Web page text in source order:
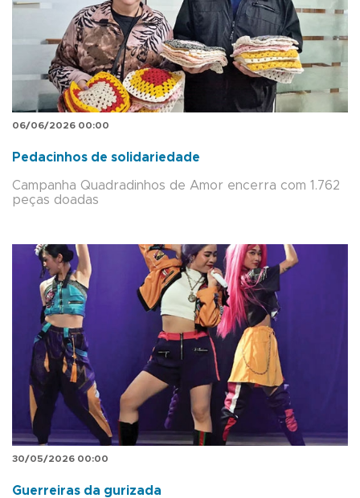
06/06/2026 00:00
Pedacinhos de solidariedade
Campanha Quadradinhos de Amor encerra com 1.762
peças doadas
30/05/2026 00:00
Guerreiras da gurizada